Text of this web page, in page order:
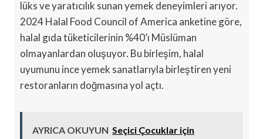
lüks ve yaratıcılık sunan yemek deneyimleri arıyor.
2024 Halal Food Council of America anketine göre,
halal gıda tüketicilerinin %40’ı Müslüman
olmayanlardan oluşuyor. Bu birleşim, halal
uyumunu ince yemek sanatlarıyla birleştiren yeni
restoranların doğmasına yol açtı.
AYRICA OKUYUN Seçici Çocuklar için